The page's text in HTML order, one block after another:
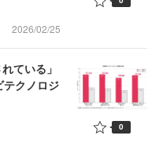
2026/02/25
ている」
クノロジ
0